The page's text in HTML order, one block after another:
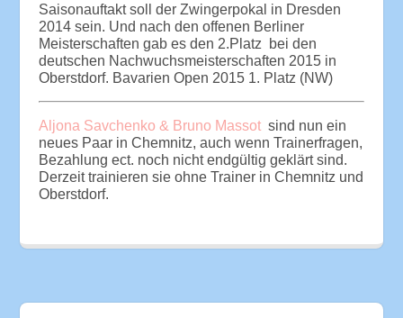
Saisonauftakt soll der Zwingerpokal in Dresden
2014 sein. Und nach den offenen Berliner
Meisterschaften gab es den 2.Platz bei den
deutschen Nachwuchsmeisterschaften 2015 in
Oberstdorf. Bavarien Open 2015 1. Platz (NW)
Aljona Savchenko & Bruno Massotsind nun ein
neues Paar in Chemnitz, auch wenn Trainerfragen,
Bezahlung ect. noch nicht endgültig geklärt sind.
Derzeit trainieren sie ohne Trainer in Chemnitz und
Oberstdorf.